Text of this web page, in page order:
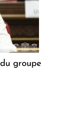
groupe